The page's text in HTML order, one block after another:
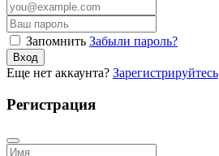
Запомнить Забыли пароль?
Вход
Еще нет аккаунта? Зарегистрируйтесь
Регистрация